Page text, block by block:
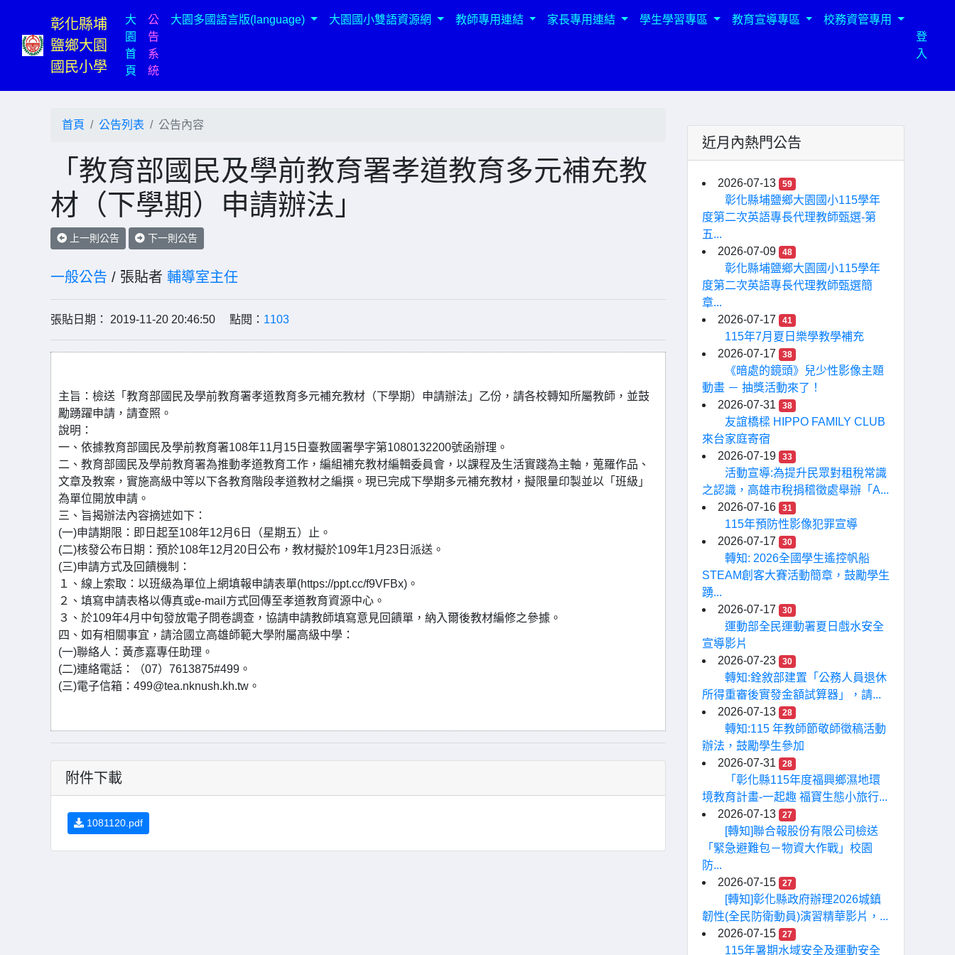
彰化縣埔
鹽鄉大園
國民小學
大
園
首
頁 (current)
公
告
系
統
大園多國語言版(language) 大園國小雙語資源網 教師專用連結 家長專用連結 學生學習專區 教育宣導專區
校務資管專用
登
入
首頁 公告列表 公告內容
「教育部國民及學前教育署孝道教育多元補充教
材（下學期）申請辦法」
上一則公告 下一則公告
一般公告 / 張貼者 輔導室主任
張貼日期： 2019-11-20 20:46:50 點閱： 1103
主旨：檢送「教育部國民及學前教育署孝道教育多元補充教材（下學期）申請辦法」乙份，請各校轉知所屬教師，並鼓
勵踴躍申請，請查照。
說明：
一、依據教育部國民及學前教育署108年11月15日臺教國署學字第1080132200號函辦理。
二、教育部國民及學前教育署為推動孝道教育工作，編組補充教材編輯委員會，以課程及生活實踐為主軸，蒐羅作品、
文章及教案，實施高級中等以下各教育階段孝道教材之編撰。現已完成下學期多元補充教材，擬限量印製並以「班級」
為單位開放申請。
三、旨揭辦法內容摘述如下：
(一)申請期限：即日起至108年12月6日（星期五）止。
(二)核發公布日期：預於108年12月20日公布，教材擬於109年1月23日派送。
(三)申請方式及回饋機制：
１、線上索取：以班級為單位上網填報申請表單(https://ppt.cc/f9VFBx)。
２、填寫申請表格以傳真或e-mail方式回傳至孝道教育資源中心。
３、於109年4月中旬發放電子問卷調查，協請申請教師填寫意見回饋單，納入爾後教材編修之參據。
四、如有相關事宜，請洽國立高雄師範大學附屬高級中學：
(一)聯絡人：黃彥嘉專任助理。
(二)連絡電話：（07）7613875#499。
(三)電子信箱：499@tea.nknush.kh.tw。
附件下載
1081120.pdf
近月內熱門公告
2026-07-13 59
彰化縣埔鹽鄉大園國小115學年
度第二次英語專長代理教師甄選-第
五...
2026-07-09
48
彰化縣埔鹽鄉大園國小115學年
度第二次英語專長代理教師甄選簡
章...
2026-07-17
41
115年7月夏日樂學教學補充
2026-07-17
38
《暗處的鏡頭》兒少性影像主題
動畫 － 抽獎活動來了！
2026-07-31
38
友誼橋樑 HIPPO FAMILY CLUB
來台家庭寄宿
2026-07-19
33
活動宣導:為提升民眾對租稅常識
之認識，高雄市稅捐稽徵處舉辦「A...
2026-07-16
31
115年預防性影像犯罪宣導
2026-07-17
30
轉知: 2026全國學生遙控帆船
STEAM創客大賽活動簡章，鼓勵學生
踴...
2026-07-17
30
運動部全民運動署夏日戲水安全
宣導影片
2026-07-23
30
轉知:銓敘部建置「公務人員退休
所得重審後實發金額試算器」，請...
2026-07-13
28
轉知:115 年教師節敬師徵稿活動
辦法，鼓勵學生參加
2026-07-31
28
「彰化縣115年度福興鄉濕地環
境教育計畫-一起趣 福寶生態小旅行...
2026-07-13
27
[轉知]聯合報股份有限公司檢送
「緊急避難包－物資大作戰」校園
防...
2026-07-15
27
[轉知]彰化縣政府辦理2026城鎮
韌性(全民防衛動員)演習精華影片，...
2026-07-15
27
115年暑期水域安全及運動安全